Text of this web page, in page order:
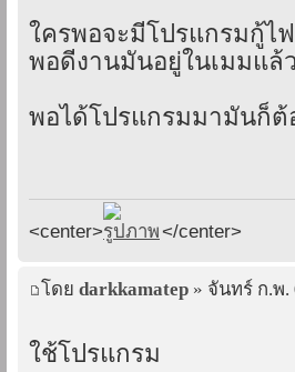
ใครพอจะมีโปรแกรมกู้ไ
พอดีงานมันอยู่ในเมมแล้
พอได้โปรแกรมมามันก็ต้อ
<center> </center>
โดย darkkamatep » จันทร์ ก.พ.
ใช้โปรแกรม